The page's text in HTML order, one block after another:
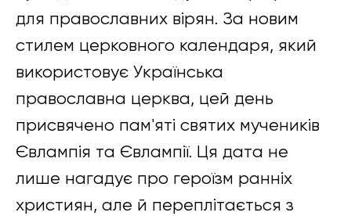
для православних вірян. За новим
стилем церковного календаря, який
використовує Українська
православна церква, цей день
присвячено пам'яті святих мучеників
Євлампія та Євлампії. Ця дата не
лише нагадує про героїзм ранніх
християн, але й переплітається з